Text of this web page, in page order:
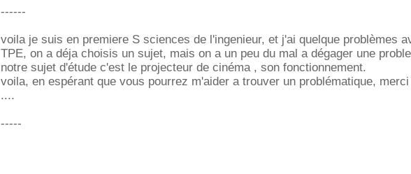
------
voila je suis en premiere S sciences de l'ingenieur, et j'ai quelque problèmes
TPE, on a déja choisis un sujet, mais on a un peu du mal a dégager une
notre sujet d'étude c'est le projecteur de cinéma , son fonctionnement.
voila, en espérant que vous pourrez m'aider a trouver un problématique,
....
-----